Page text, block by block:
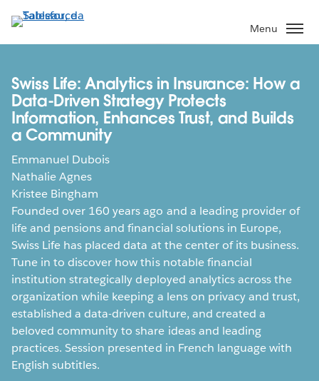
Passa
contenuto
Menu
Swiss Life: Analytics in Insurance: How a
Data-Driven Strategy Protects
Information, Enhances Trust, and Builds
a Community
Emmanuel Dubois
Nathalie Agnes
Kristee Bingham
Founded over 160 years ago and a leading provider of
life and pensions and financial solutions in Europe,
Swiss Life has placed data at the center of its business.
Tune in to discover how this notable financial
institution strategically deployed analytics across the
organization while keeping a lens on privacy and trust,
established a data-driven culture, and created a
beloved community to share ideas and leading
practices. Session presented in French language with
English subtitles.